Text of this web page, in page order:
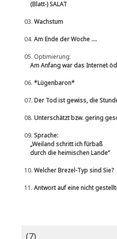
(Blatt-) SALAT
03. Wachstum
04. Am Ende der Woche ....
05. Optimierung:
Am Anfang war das Internet öd
06. *Lügenbaron*
07. Der Tod ist gewiss, die
08. Unterschätzt bzw. gering
09. Sprache:
„Weiland schritt ich fürbaß
durch die heimischen Lande“
10. Welcher Brezel-Typ sind Sie?
11. Antwort auf eine nicht
(7)